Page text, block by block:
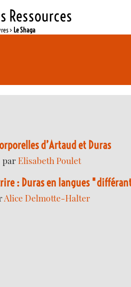
Ressources
> Le Shaga
d’Artaud et Duras
parElisabeth Poulet
: Duras en langues
Alice Delmotte-Halter